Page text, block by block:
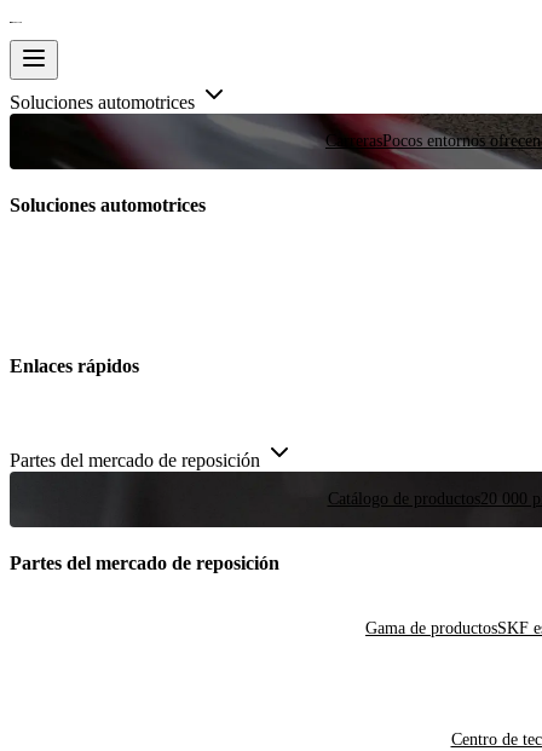
Soluciones automotrices
CarrerasPocos entornos
Soluciones automotrices
Enlaces rápidos
Partes del mercado de reposición
Catálogo de productos20 000
Partes del mercado de reposición
Gama de productosSKF
Centro de